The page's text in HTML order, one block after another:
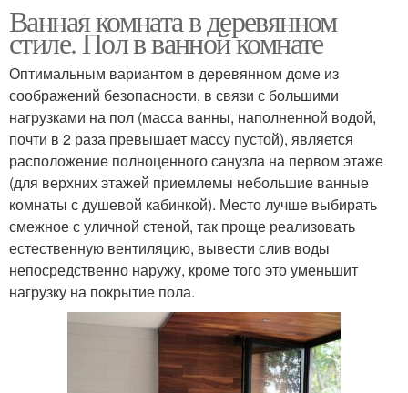
Ванная комната в деревянном
стиле. Пол в ванной комнате
Оптимальным вариантом в деревянном доме из
соображений безопасности, в связи с большими
нагрузками на пол (масса ванны, наполненной водой,
почти в 2 раза превышает массу пустой), является
расположение полноценного санузла на первом этаже
(для верхних этажей приемлемы небольшие ванные
комнаты с душевой кабинкой). Место лучше выбирать
смежное с уличной стеной, так проще реализовать
естественную вентиляцию, вывести слив воды
непосредственно наружу, кроме того это уменьшит
нагрузку на покрытие пола.